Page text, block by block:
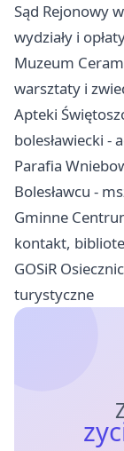
Sąd Rejonowy
wydziały i
Muzeum
warsztaty i
Apteki
bolesławiecki -
Parafia
Bolesławcu -
Gminne
kontakt,
GOSiR
turystyczne